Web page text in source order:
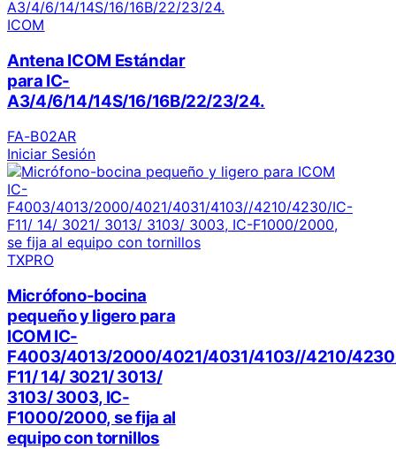
ICOM
Antena ICOM Estándar
para IC-
A3/4/6/14/14S/16/16B/22/23/24.
FA-B02AR
Iniciar Sesión
TXPRO
Micrófono-bocina
pequeño y ligero para
ICOM IC-
F4003/4013/2000/4021/4031/4103//4210/
F11/ 14/ 3021/ 3013/
3103/ 3003, IC-
F1000/2000, se fija al
equipo con tornillos